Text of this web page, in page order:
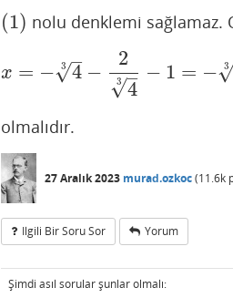
(1)
(1) nolu denklemi sağlamaz.
x = − 4
–
√
3 −
2
4
–
√
3 − 1 = − 3
x =− 43−24 3− 1=−4 3−2
olmalıdır.
27 Aralık 2023 murad.ozkoc(11.6k
Ilgili Bir Soru Sor Yorum
Şimdi asıl sorular şunlar olmalı: